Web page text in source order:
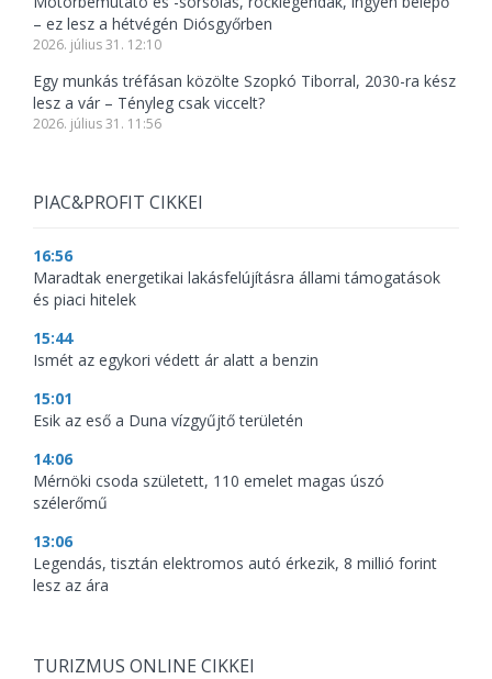
– ez lesz a hétvégén Diósgyőrben
2026. július 31. 12:10
Egy munkás tréfásan közölte Szopkó Tiborral, 2030-ra kész
lesz a vár – Tényleg csak viccelt?
2026. július 31. 11:56
PIAC&PROFIT CIKKEI
16:56
Maradtak energetikai lakásfelújításra állami támogatások
és piaci hitelek
15:44
Ismét az egykori védett ár alatt a benzin
15:01
Esik az eső a Duna vízgyűjtő területén
14:06
Mérnöki csoda született, 110 emelet magas úszó
szélerőmű
13:06
Legendás, tisztán elektromos autó érkezik, 8 millió forint
lesz az ára
TURIZMUS ONLINE CIKKEI